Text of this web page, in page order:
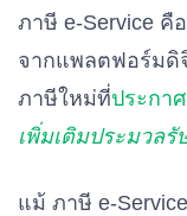
ภาษี e-Service คื
จากแพลตฟอร์มดิ
ภาษีใหม่ที่ประกา
เพิ่มเติมประมวล
แม้ ภาษี e-